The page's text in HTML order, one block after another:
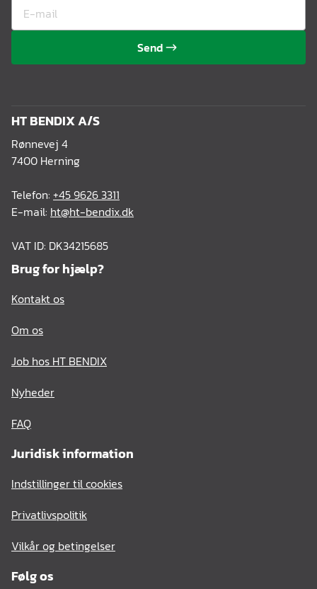
Send
HT BENDIX A/S
Rønnevej 4
7400 Herning
Telefon: +45 9626 3311
E-mail: ht@ht-bendix.dk
VAT ID: DK34215685
Brug for hjælp?
Kontakt os
Om os
Job hos HT BENDIX
Nyheder
FAQ
Juridisk information
Indstillinger til cookies
Privatlivspolitik
Vilkår og betingelser
Følg os